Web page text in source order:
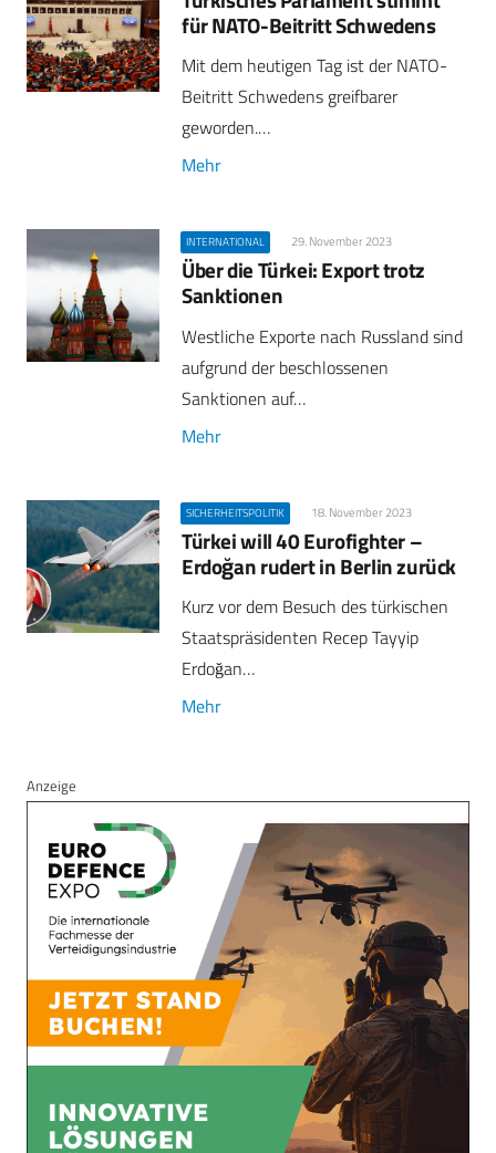
für NATO-Beitritt Schwedens
Mit dem heutigen Tag ist der NATO-
Beitritt Schwedens greifbarer
geworden.…
Mehr
INTERNATIONAL 29. November 2023
Über die Türkei: Export trotz
Sanktionen
Westliche Exporte nach Russland sind
aufgrund der beschlossenen
Sanktionen auf…
Mehr
SICHERHEITSPOLITIK 18. November 2023
Türkei will 40 Eurofighter –
Erdoğan rudert in Berlin zurück
Kurz vor dem Besuch des türkischen
Staatspräsidenten Recep Tayyip
Erdoğan…
Mehr
Anzeige